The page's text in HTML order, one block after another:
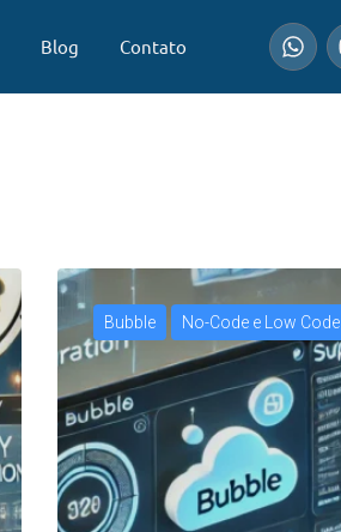
Blog Contato
Bubble No-Code e Low Code